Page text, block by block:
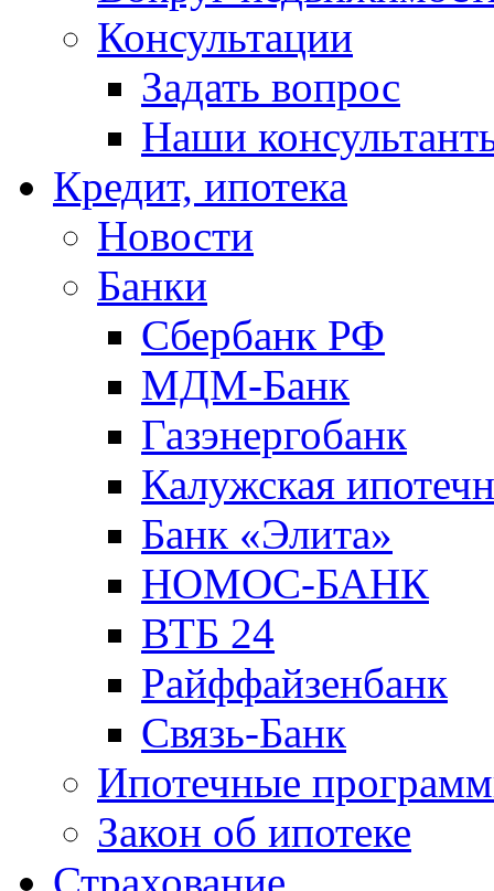
Консультации
Задать вопрос
Наши
Кредит, ипотека
Новости
Банки
Сбербанк РФ
МДМ-Банк
Газэнергобанк
Калужская
Банк «Элита»
НОМОС-БАНК
ВТБ 24
Райффайзенбанк
Связь-Банк
Ипотечные
Закон об ипотеке